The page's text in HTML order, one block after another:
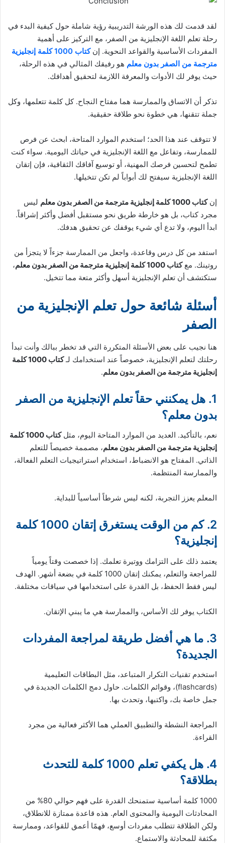
لقد قدمت لك هذه الورشة التدريبية رؤية شاملة حول كيفية البدء في
رحلة تعلم اللغة الإنجليزية من الصفر، مع التركيز على أهمية
المفردات الأساسية والقواعد النحوية. إن
كتاب 1000 كلمة إنجليزية
مترجمة من الصفر بدون معلم هو رفيقك المثالي في هذه الرحلة،
حيث يوفر لك الأدوات والمعرفة اللازمة لتحقيق أهدافك.
تذكر أن الاتساق والممارسة هما مفتاح النجاح. كل كلمة تتعلمها، وكل
جملة تتقنها، هي خطوة نحو طلاقة حقيقية.
لا تتوقف عند هذا الحد؛ استخدم الموارد المتاحة، ابحث عن فرص
للممارسة، وتفاعل مع اللغة الإنجليزية في حياتك اليومية. سواء كنت
تطمح لتحسين فرصك المهنية، أو توسيع آفاقك الثقافية، فإن إتقان
اللغة الإنجليزية سيفتح لك أبواباً لم تكن تتخيلها.
إنكتاب 1000 كلمة إنجليزية مترجمة من الصفر بدون معلم
ليس
مجرد كتاب، بل هو خارطة طريق نحو مستقبل أفضل وأكثر إشراقاً.
ابدأ اليوم، ولا تدع أي شيء يوقفك عن تحقيق هدفك.
استفد من كل درس وقاعدة، واجعل من الممارسة جزءاً لا يتجزأ من
روتينك. معكتاب 1000 كلمة إنجليزية مترجمة من الصفر بدون معلم
،
ستكتشف أن تعلم الإنجليزية أسهل وأكثر متعة مما تتخيل.
أسئلة شائعة حول تعلم الإنجليزية من
الصفر
هنا نجيب على بعض الأسئلة المتكررة التي قد تخطر ببالك وأنت تبدأ
رحلتك لتعلم الإنجليزية، خصوصاً عند استخدامك لـ
كتاب 1000 كلمة
إنجليزية مترجمة من الصفر بدون معلم.
1. هل يمكنني حقاً تعلم الإنجليزية من الصفر
بدون معلم؟
نعم، بالتأكيد. العديد من الموارد المتاحة اليوم، مثل
كتاب 1000 كلمة
إنجليزية مترجمة من الصفر بدون معلم، مصممة خصيصاً للتعلم
الذاتي. المفتاح هو الانضباط، استخدام استراتيجيات التعلم الفعالة،
والممارسة المنتظمة.
المعلم يعزز التجربة، لكنه ليس شرطاً أساسياً للبداية.
2. كم من الوقت يستغرق إتقان 1000 كلمة
إنجليزية؟
يعتمد ذلك على التزامك ووتيرة تعلمك. إذا خصصت وقتاً يومياً
للمراجعة والتعلم، يمكنك إتقان 1000 كلمة في بضعة أشهر. الهدف
ليس فقط الحفظ، بل القدرة على استخدامها في سياقات مختلفة.
الكتاب يوفر لك الأساس، والممارسة هي ما يبني الإتقان.
3. ما هي أفضل طريقة لمراجعة المفردات
الجديدة؟
استخدم تقنيات التكرار المتباعد، مثل البطاقات التعليمية
(flashcards)، وقوائم الكلمات. حاول دمج الكلمات الجديدة في
جمل خاصة بك، واكتبها، وتحدث بها.
المراجعة النشطة والتطبيق العملي هما الأكثر فعالية من مجرد
القراءة.
4. هل يكفي تعلم 1000 كلمة للتحدث
بطلاقة؟
1000 كلمة أساسية ستمنحك القدرة على فهم حوالي 80% من
المحادثات اليومية والمحتوى العام. هذه قاعدة ممتازة للانطلاق،
ولكن الطلاقة تتطلب مفردات أوسع، فهمًا أعمق للقواعد، وممارسة
مكثفة للمحادثة والاستماع.